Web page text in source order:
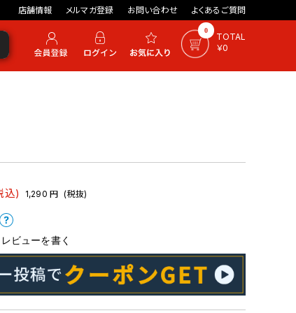
店舗情報 メルマガ登録 お問い合わせ よくあるご質問
0
TOTAL
￥0
込) 1,290 円 (税抜)
レビューを書く